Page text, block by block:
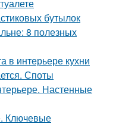
бутылок
8 полезных
в интерьере кухни
Споты
Настенные
Ключевые